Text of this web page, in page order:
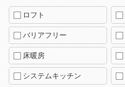
ロフト
バリアフリー
床暖房
システムキッチン